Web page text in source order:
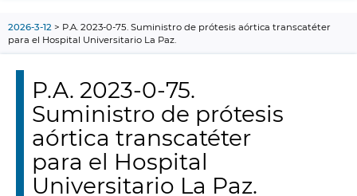
2026-3-12
P.A. 2023-0-75. Suministro de prótesis aórtica transcatéter
para el Hospital Universitario La Paz.
P.A. 2023-0-75.
Suministro de prótesis
aórtica transcatéter
para el Hospital
Universitario La Paz.